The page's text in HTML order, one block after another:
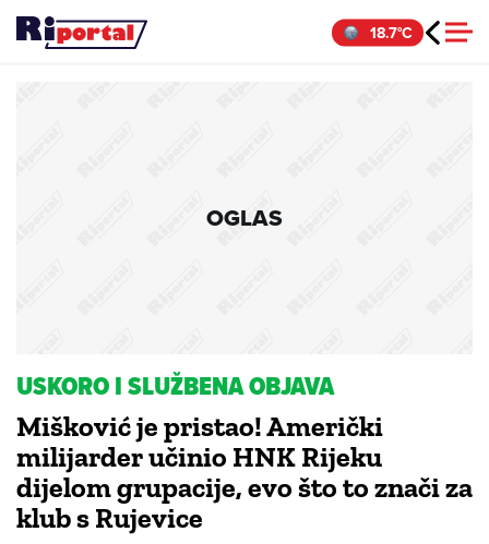
Skip
18.7°C
OGLAS
USKORO I SLUŽBENA OBJAVA
Mišković je pristao! Američki
milijarder učinio HNK Rijeku
dijelom grupacije, evo što to znači za
klub s Rujevice